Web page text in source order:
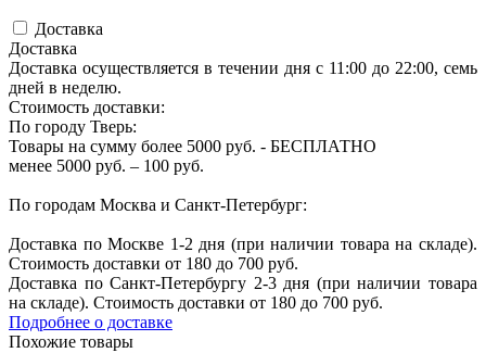
Доставка
Доставка
Доставка осуществляется в течении дня с 11:00 до 22:00, семь
дней в неделю.
Стоимость доставки:
По городу Тверь:
Товары на сумму более 5000 руб. - БЕСПЛАТНО
менее 5000 руб. – 100 руб.
По городам Москва и Санкт-Петербург:
Доставка по Москве 1-2 дня (при наличии товара на складе).
Стоимость доставки от 180 до 700 руб.
Доставка по Санкт-Петербургу 2-3 дня (при наличии товара
на складе). Стоимость доставки от 180 до 700 руб.
Подробнее о доставке
Похожие товары